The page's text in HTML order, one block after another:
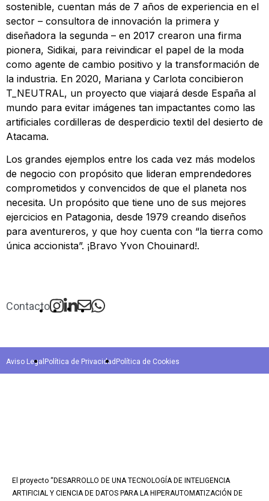
sostenible, cuentan más de 7 años de experiencia en el
sector – consultora de innovación la primera y
diseñadora la segunda – en 2017 crearon una firma
pionera, Sidikai, para reivindicar el papel de la moda
como agente de cambio positivo y la transformación de
la industria. En 2020, Mariana y Carlota concibieron
T_NEUTRAL, un proyecto que viajará desde España al
mundo para evitar imágenes tan impactantes como las
artificiales cordilleras de desperdicio textil del desierto de
Atacama.
Los grandes ejemplos entre los cada vez más modelos
de negocio con propósito que lideran emprendedores
comprometidos y convencidos de que el planeta nos
necesita. Un propósito que tiene uno de sus mejores
ejercicios en Patagonia, desde 1979 creando diseños
para aventureros, y que hoy cuenta con “la tierra como
única accionista”. ¡Bravo Yvon Chouinard!.
Contacto
Aviso Legal Política de Privacidad Política de Cookies
El proyecto “DESARROLLO DE UNA TECNOLOGÍA DE INTELIGENCIA
ARTIFICIAL Y CIENCIA DE DATOS PARA LA HIPERAUTOMATIZACIÓN DE